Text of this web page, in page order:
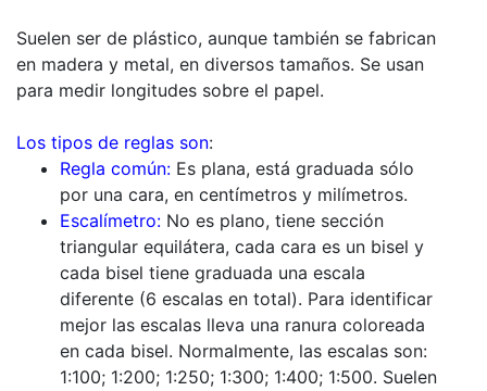
Suelen ser de plástico, aunque también se fabrican
en madera y metal, en diversos tamaños. Se usan
para medir longitudes sobre el papel.
Los tipos de reglas son:
Regla común: Es plana, está graduada sólo
por una cara, en centímetros y milímetros.
Escalímetro: No es plano, tiene sección
triangular equilátera, cada cara es un bisel y
cada bisel tiene graduada una escala
diferente (6 escalas en total). Para identificar
mejor las escalas lleva una ranura coloreada
en cada bisel. Normalmente, las escalas son:
1:100; 1:200; 1:250; 1:300; 1:400; 1:500. Suelen